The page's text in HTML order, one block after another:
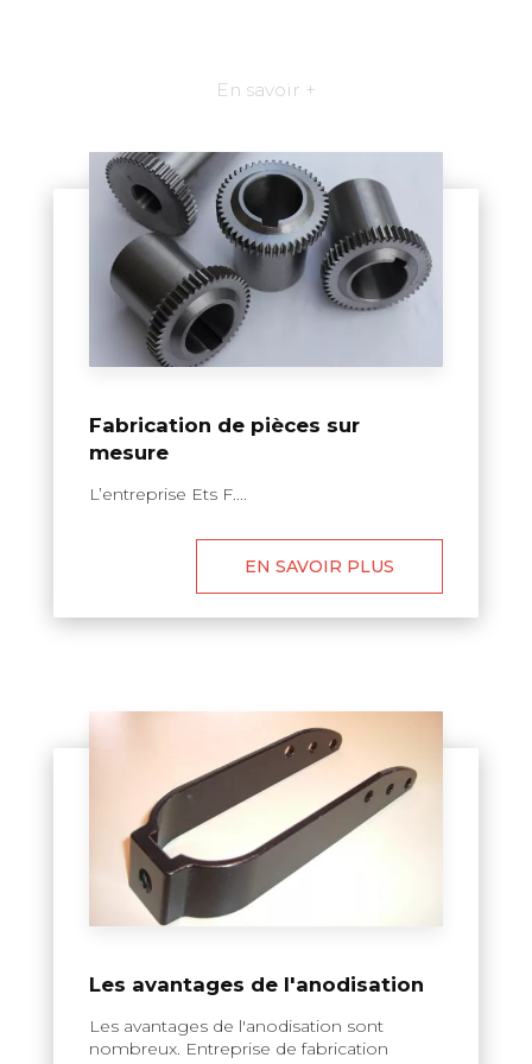
En savoir +
Fabrication de pièces sur
mesure
L’entreprise Ets F....
EN SAVOIR PLUS
Les avantages de l'anodisation
Les avantages de l'anodisation sont
nombreux. Entreprise de fabrication